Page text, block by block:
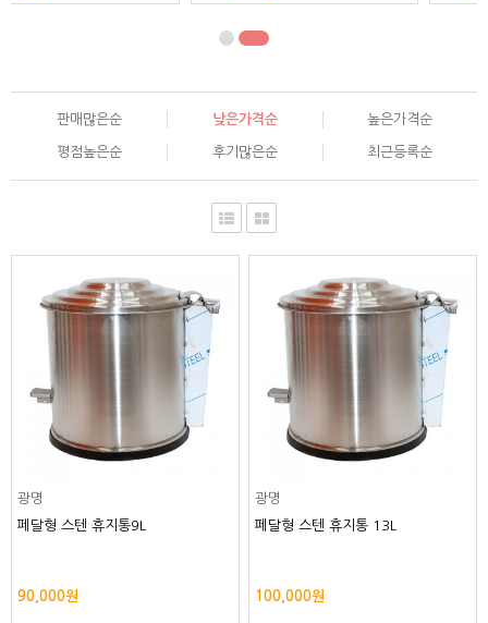
판매많은순 낮은가격순 높은가격순
평점높은순 후기많은순 최근등록순
광명
페달형 스텐 휴지통9L
90,000원
광명
페달형 스텐 휴지통 13L
100,000원